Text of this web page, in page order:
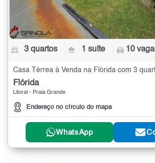
3 quartos 1 suíte 10
Casa Térrea à Venda na Flórida com 3
Flórida
Litoral - Praia Grande
Endereço no círculo do mapa
WhatsApp